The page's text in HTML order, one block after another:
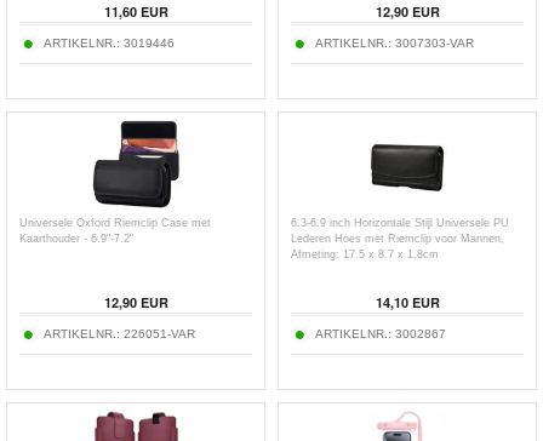
11,60EUR
ARTIKELNR.: 3019446
12,90EUR
ARTIKELNR.: 3007303-VAR
Universele Oxford Riemclip Case met
Kaarthouder - 6.9"-7.2"
12,90EUR
ARTIKELNR.: 226051-VAR
6.3-6.9 inch Horizontale Stijl Universele PU
Lederen Hoes met Riemclip voor Mannen,
Afmeting: 17.5 x 8.7 x 1.8cm
14,10EUR
ARTIKELNR.: 3002867